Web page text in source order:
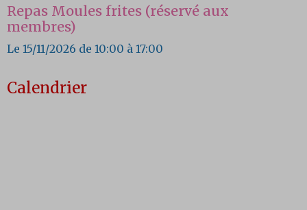
Repas Moules frites (réservé aux
membres)
Le 15/11/2026 de 10:00 à 17:00
Calendrier